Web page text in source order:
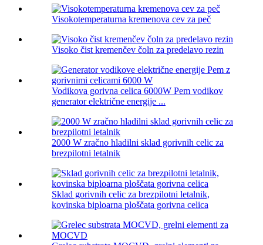
Visokotemperaturna kremenova cev za peč
Visoko čist kremenčev čoln za predelavo rezin
Vodikova gorivna celica 6000W Pem vodikov
generator električne energije ...
2000 W zračno hladilni sklad gorivnih celic za
brezpilotni letalnik
Sklad gorivnih celic za brezpilotni letalnik,
kovinska biploarna ploščata gorivna celica